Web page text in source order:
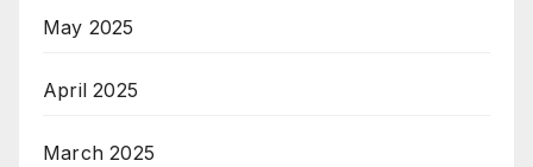
May 2025
April 2025
March 2025